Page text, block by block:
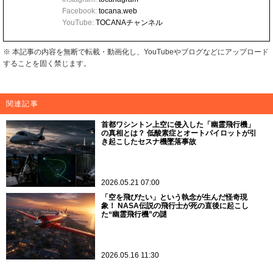
Facebook: tocana.web
YouTube: TOCANAチャンネル
※ 本記事の内容を無断で転載・動画化し、YouTubeやブログなどにアップロード
することを固く禁じます。
関連記事
首都ワシントン上空に侵入した「幽霊飛行機」
の真相とは？ 低酸素症とオートパイロットが引
き起こしたセスナ機墜落事故
2026.05.21 07:00
「空を飛びたい」という執念が生んだ怪奇現
象！ NASA伝説の飛行士が死の直後に起こし
た“幽霊飛行機”の謎
2026.05.16 11:30